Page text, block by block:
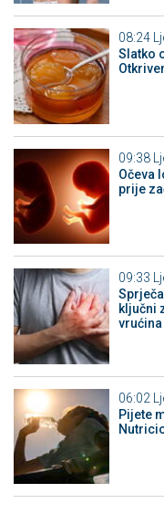
08:24
Slatko
09:38
Očeva
prije
09:33
ključni
vrućina
06:02
Pijete